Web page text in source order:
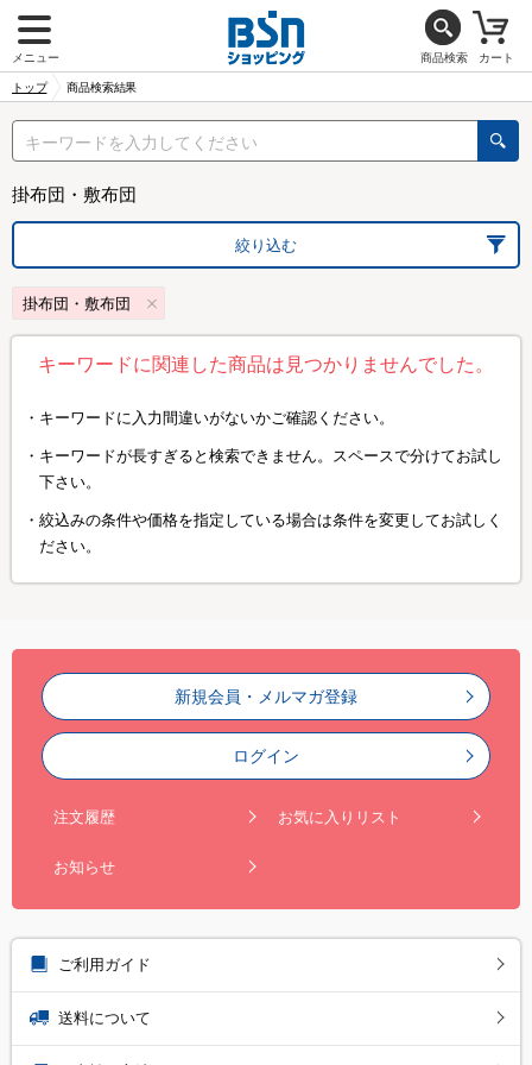
メニュー 商品検索 カート
トップ 商品検索結果
掛布団・敷布団
絞り込む
掛布団・敷布団
キーワードに関連した商品は見つかりませんでした。
キーワードに入力間違いがないかご確認ください。
キーワードが長すぎると検索できません。スペースで分けてお試し
下さい。
絞込みの条件や価格を指定している場合は条件を変更してお試しく
ださい。
新規会員・メルマガ登録
ログイン
注文履歴 お気に入りリスト
お知らせ
ご利用ガイド
送料について